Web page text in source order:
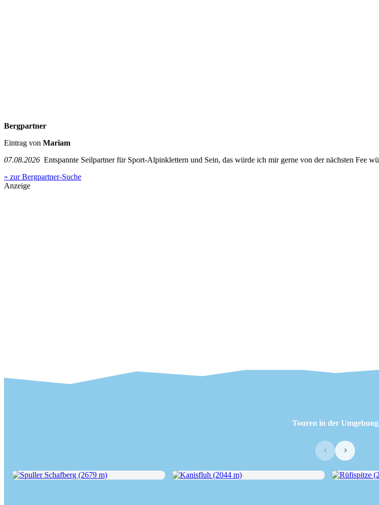
Bergpartner
Eintrag von Mariam
07.08.2026 Entspannte Seilpartner für Sport-Alpinklettern und Sein, das würde ich mir gerne von der nächsten Fee
» zur Bergpartner-Suche
Anzeige
Touren in der Umgebung
‹ ›